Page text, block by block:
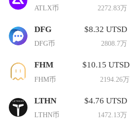
ATLX币 2272.83万
DFG
DFG币
$8.32 UTSD
2808.7万
FHM
FHM币
$10.15 UTSD
2194.26万
LTHN
LTHN币
$4.76 UTSD
1472.13万